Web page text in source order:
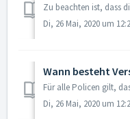
Di, 26 Mai, 2020 um
Wann besteht
Di, 26 Mai, 2020 um